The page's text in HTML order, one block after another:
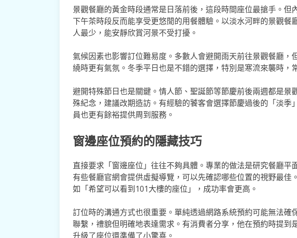
景觀餐廳的黃金時段通常是日落前後，這段時間座位最搶手。但
下午茶時段反而能享受更悠閒的用餐體驗。以淡水河畔的景觀餐
人最少，能安靜欣賞河景不受打擾。
氣候因素也影響訂位難易度。多數人會避開雨天前往景觀餐廳，
繞時更有氣氛。冬季平日也是不錯的選擇，特別是寒流來襲時，
避開特殊節日也是關鍵。情人節、聖誕節等節慶前後兩週都是景
殊紀念，建議改期造訪。有經驗的饕客會選擇節慶過後的「淡季
員也更有餘裕提供周到服務。
窗邊座位預約的隱藏技巧
直接要求「窗邊座位」往往不夠具體。專業的做法是研究餐廳平
有些餐廳官網會提供虛擬導覽，可以先確認哪些位置的視野最佳
如「希望可以看到101大樓的座位」，成功率會更高。
訂位時的溝通方式也很重要。單純透過網路系統預約可能無法確
聯繫，禮貌但明確地表達需求。有消費者分享，他在預約時提到
升級了座位還準備了小驚喜。